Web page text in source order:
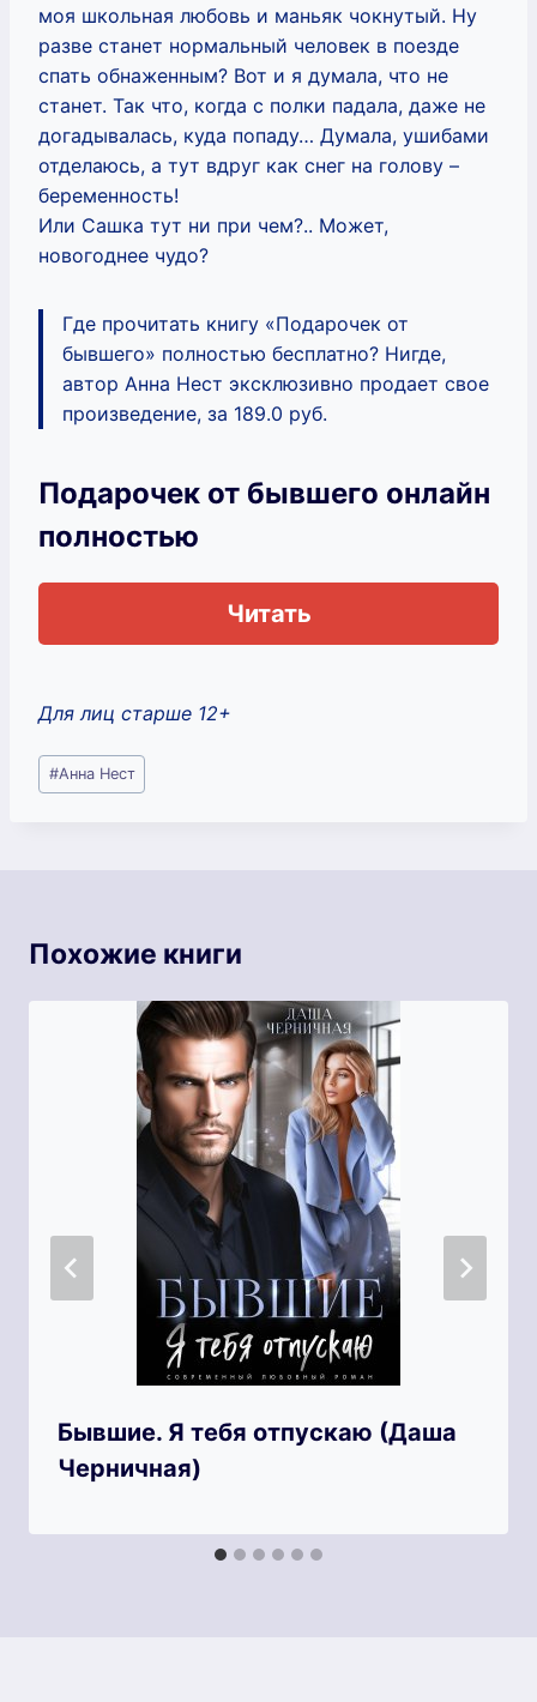
моя школьная любовь и маньяк чокнутый. Ну
разве станет нормальный человек в поезде
спать обнаженным? Вот и я думала, что не
станет. Так что, когда с полки падала, даже не
догадывалась, куда попаду… Думала, ушибами
отделаюсь, а тут вдруг как снег на голову –
беременность!
Или Сашка тут ни при чем?.. Может,
новогоднее чудо?
Где прочитать книгу «Подарочек от
бывшего» полностью бесплатно? Нигде,
автор Анна Нест эксклюзивно продает свое
произведение, за 189.0 руб.
Подарочек от бывшего онлайн
полностью
Читать
Для лиц старше 12+
Метки
записи:
#Анна Нест
Похожие книги
Бывшие. Я тебя отпускаю (Даша
Черничная)